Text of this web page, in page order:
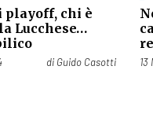
playoff, chi è
Lucchese…
di Guido Casotti 13